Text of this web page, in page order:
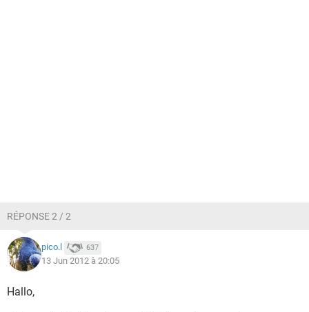
RÉPONSE 2 / 2
pico.l 637
13 Jun 2012 à 20:05
Hallo,